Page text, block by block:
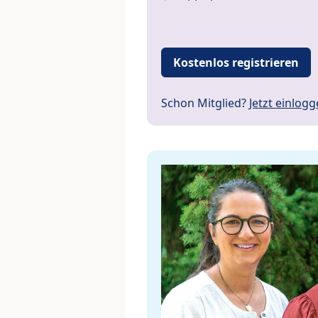
Kostenlos registrieren
Schon Mitglied? Jetzt